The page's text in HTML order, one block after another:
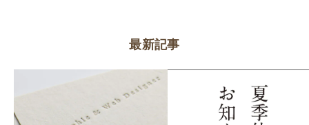
最新記事